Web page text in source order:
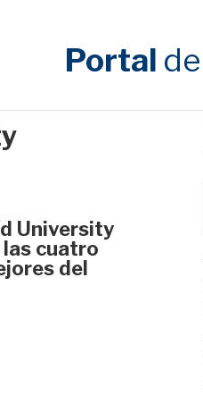
Portal de
University
las cuatro
del